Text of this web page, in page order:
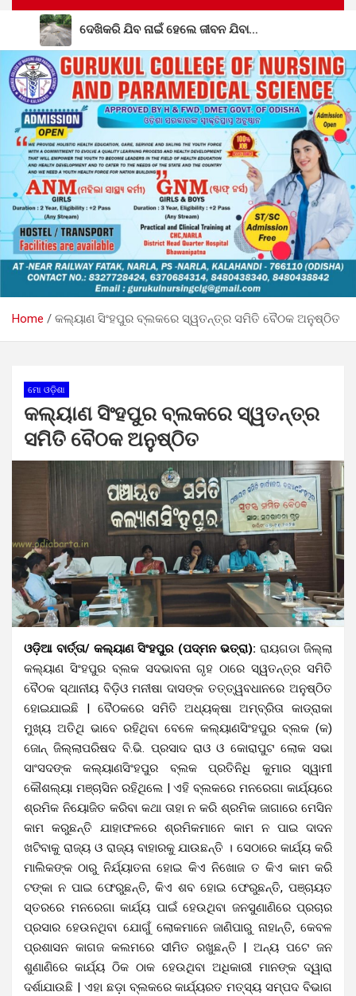
ଦେଖିକରି ଯିବ ନାଇଁ ହେଲେ ଜୀବନ ଯିବା…
ନିଖୋଜ ମହିଳାଙ୍କ ଗଳିତ ଶବ ଉଦ୍ଧାର; ତଦନ୍ତ ଜାରି
ବାଘଶାଳା ରାଧାକାନ୍ତ ମଠ ମହନ୍ତ ଭାବେ ଦାୟିତ୍ୱ ନେଲେ ଗୋପାଳ
ଦାସଜୀ ମହାରାଜ
ନିୟତି ମାନସିକ ଅନଗ୍ରସର ବିଦ୍ୟାଳୟରେ ବନ-ମହୋତ୍ସଵ
କାର୍ଯ୍ୟକ୍ରମ ଅନୁଷ୍ଠିତ
ଜିଲ୍ଲାସ୍ତରୀୟ ୮୦ତମ ସ୍ୱାଧୀନତା ଦିବସ ପାଳନ ଉପଲକ୍ଷେ ବିଭିନ୍ନ
ପ୍ରତିଯୋଗିତା ଅନୁଷ୍ଠିତ
Home କଲ୍ୟାଣ ସିଂହପୁର ବ୍ଲକରେ ସ୍ୱତନ୍ତ୍ର ସମିତି ବୈଠକ ଅନୁଷ୍ଠିତ
ମୋ ଓଡ଼ିଶା
କଲ୍ୟାଣ ସିଂହପୁର ବ୍ଲକରେ ସ୍ୱତନ୍ତ୍ର
ସମିତି ବୈଠକ ଅନୁଷ୍ଠିତ
ଓଡ଼ିଆ ବାର୍ତ୍ତା/ କଲ୍ୟାଣ ସିଂହପୁର (ପଦ୍ମନ ଭତ୍ରା): ରାୟଗଡା ଜିଲ୍ଲା
କଲ୍ୟାଣ ସିଂହପୁର ବ୍ଲକ ସଦଭାବନା ଗୃହ ଠାରେ ସ୍ୱତନ୍ତ୍ର ସମିତି
ବୈଠକ ସ୍ଥାନୀୟ ବିଡ଼ିଓ ମନୀଷା ଦାସଙ୍କ ତତ୍ତ୍ୱବଧାନରେ ଅନୁଷ୍ଠିତ
ହୋଇଯାଇଛି | ବୈଠକରେ ସମିତି ଅଧ୍ୟକ୍ଷା ଅମ୍ବ୍ରିତା କାଡ୍ରାକା
ମୁଖ୍ୟ ଅତିଥି ଭାବେ ରହିଥିବା ବେଳେ କଲ୍ୟାଣସିଂହପୁର ବ୍ଲକ (କ)
ଜୋନ୍ ଜିଲ୍ଲାପରିଷଦ ବି.ଭି. ପ୍ରସାଦ ରାଓ ଓ କୋରାପୁଟ ଲୋକ ସଭା
ସାଂସଦଙ୍କ କଲ୍ୟାଣସିଂହପୁର ବ୍ଲକ ପ୍ରତିନିଧି କୁମାର ସ୍ୱାମୀ
କୌଶଲ୍ୟା ମଞ୍ଚାସିନ ରହିଥିଲେ | ଏହି ବ୍ଲକରେ ମନରେଗା କାର୍ଯ୍ୟରେ
ଶ୍ରମିକ ନିୟୋଜିତ କରିବା କଥା ତାହା ନ କରି ଶ୍ରମିକ ଜାଗାରେ ମେସିନ
କାମ କରୁଛନ୍ତି ଯାହାଫଳରେ ଶ୍ରମିକମାନେ କାମ ନ ପାଇ ଦାଦନ
ଖଟିବାକୁ ରାଜ୍ୟ ଓ ରାଜ୍ୟ ବାହାରକୁ ଯାଉଛନ୍ତି । ସେଠାରେ କାର୍ଯ୍ୟ କରି
ମାଲିକଙ୍କ ଠାରୁ ନିର୍ଯ୍ୟାତନା ହୋଇ କିଏ ନିଖୋଜ ତ କିଏ କାମ କରି
ଟଙ୍କା ନ ପାଇ ଫେରୁଛନ୍ତି, କିଏ ଶବ ହୋଇ ଫେରୁଛନ୍ତି, ପଞ୍ଚାୟତ
ସ୍ତରରେ ମନରେଗା କାର୍ଯ୍ୟ ପାଇଁ ହେଉଥିବା ଜନସୁଣାଣିରେ ପ୍ରଚାର
ପ୍ରସାର ହେଉନଥିବା ଯୋଗୁଁ ଲୋକମାନେ ଜାଣିପାରୁ ନାହାନ୍ତି, କେବଳ
ପ୍ରଶାସନ କାଗଜ କଲମରେ ସୀମିତ ରଖୁଛନ୍ତି | ଅନ୍ୟ ପଟେ ଜନ
ଶୁଣାଣିରେ କାର୍ଯ୍ୟ ଠିକ ଠାକ ହେଉଥିବା ଅଧିକାରୀ ମାନଙ୍କ ଦ୍ୱାରା
ଦର୍ଶାଯାଉଛି | ଏହା ଛଡ଼ା ବ୍ଲକରେ କାର୍ଯ୍ୟରତ ମତ୍ସ୍ୟ ସମ୍ପଦ ବିଭାଗ